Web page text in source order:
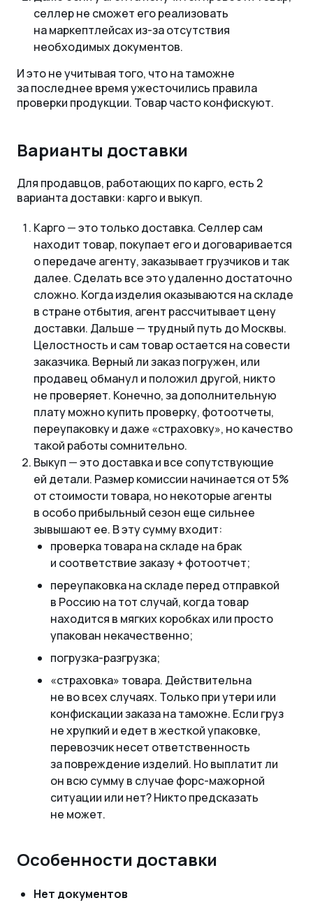
селлер не сможет его реализовать
на маркептлейсах из-за отсутствия
необходимых документов.
И это не учитывая того, что на таможне
за последнее время ужесточились правила
проверки продукции. Товар часто конфискуют.
Варианты доставки
Для продавцов, работающих по карго, есть 2
варианта доставки: карго и выкуп.
Карго—это только доставка. Селлер сам
находит товар, покупает его и договаривается
о передаче агенту, заказывает грузчиков и так
далее. Сделать все это удаленно достаточно
сложно. Когда изделия оказываются на складе
в стране отбытия, агент рассчитывает цену
доставки. Дальше — трудный путь до Москвы.
Целостность и сам товар остается на совести
заказчика. Верный ли заказ погружен, или
продавец обманул и положил другой, никто
не проверяет. Конечно, за дополнительную
плату можно купить проверку, фотоотчеты,
переупаковку и даже «страховку», но качество
такой работы сомнительно.
Выкуп —это доставка и все сопутствующие
ей детали. Размер комиссии начинается от 5%
от стоимости товара, но некоторые агенты
в особо прибыльный сезон еще сильнее
зывышают ее. В эту сумму входит:
проверка товара на складе на брак
и соответствие заказу + фотоотчет;
переупаковка на складе перед отправкой
в Россию на тот случай, когда товар
находится в мягких коробках или просто
упакован некачественно;
погрузка-разгрузка;
«страховка» товара. Действительна
не во всех случаях. Только при утери или
конфискации заказа на таможне. Если груз
не хрупкий и едет в жесткой упаковке,
перевозчик несет ответственность
за повреждение изделий. Но выплатит ли
он всю сумму в случае форс-мажорной
ситуации или нет? Никто предсказать
не может.
Особенности доставки
Нет документов